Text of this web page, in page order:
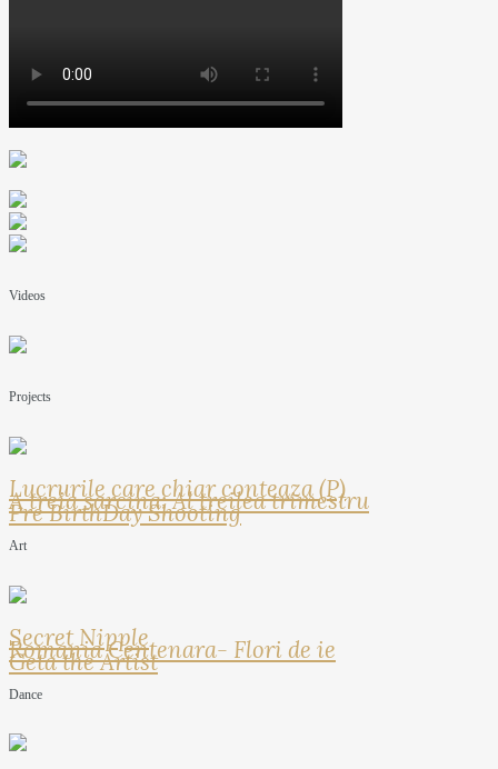
Videos
Projects
Lucrurile care chiar conteaza (P)
A treia sarcina: Al treilea trimestru
Pre BirthDay Shooting
Art
Secret Nipple
Romania Centenara- Flori de ie
Geta the Artist
Dance